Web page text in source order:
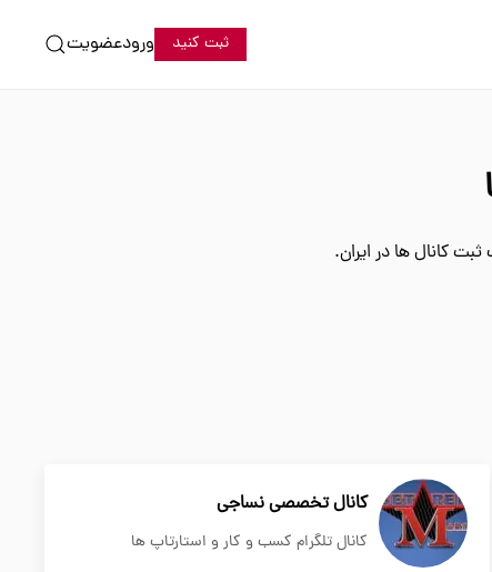
ثبت کنید ورودعضویت
کانال ها در ایران.
کانال تخصصی نساجی
کانال تلگرام کسب و کار و استارتاپ ها